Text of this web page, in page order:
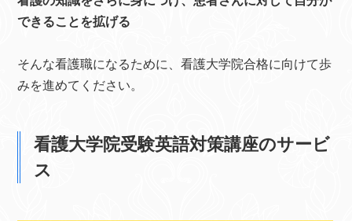
できることを拡げる
そんな看護職になるために、看護大学院合格に向けて歩
みを進めてください。
看護大学院受験英語対策講座のサービ
ス